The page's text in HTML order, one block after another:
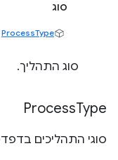
סוג
ProcessType
סוג התהליך.
ProcessType
סוגי התהליכים